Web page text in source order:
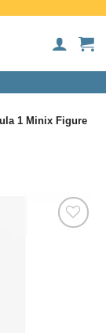
1 Minix Figure